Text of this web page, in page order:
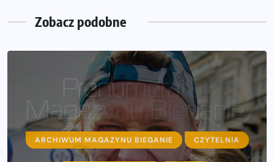
Zobacz podobne
ARCHIWUM MAGAZYNU BIEGANIE CZYTELNIA